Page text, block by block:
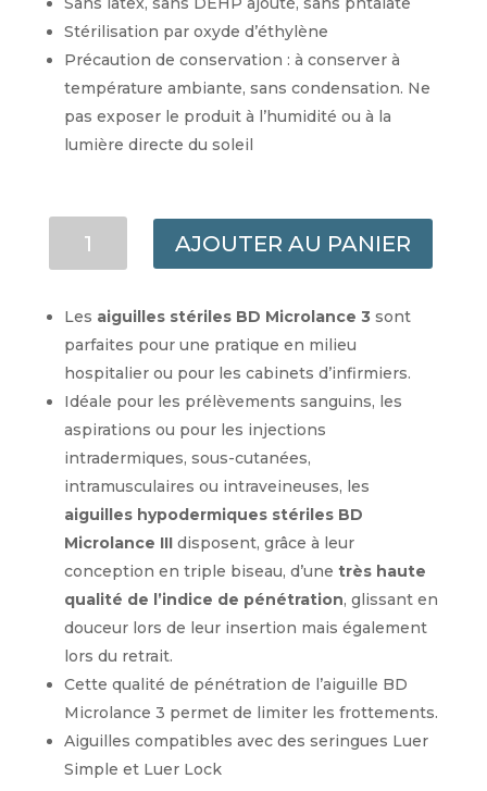
Stérilisation par oxyde d’éthylène
Précaution de conservation : à conserver à
température ambiante, sans condensation. Ne
pas exposer le produit à l’humidité ou à la
lumière directe du soleil
BD
MICROLANCE
26G
0,45X16MM
BRUN
AJOUTER AU PANIER
Les aiguilles stériles BD Microlance 3 sont
parfaites pour une pratique en milieu
hospitalier ou pour les cabinets d’infirmiers.
Idéale pour les prélèvements sanguins, les
aspirations ou pour les injections
intradermiques, sous-cutanées,
intramusculaires ou intraveineuses, les
aiguilles hypodermiques stériles BD
Microlance IIIdisposent, grâce à leur
conception en triple biseau, d’une très haute
qualité de l’indice de pénétration, glissant en
douceur lors de leur insertion mais également
lors du retrait.
Cette qualité de pénétration de l’aiguille BD
Microlance 3 permet de limiter les frottements.
Aiguilles compatibles avec des seringues Luer
Simple et Luer Lock